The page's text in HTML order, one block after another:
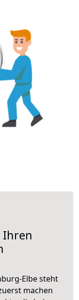
Ihren
Elbe steht
machen